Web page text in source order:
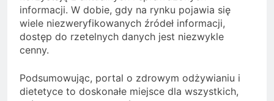
informacji. W dobie, gdy na rynku pojawia się
wiele niezweryfikowanych źródeł informacji,
dostęp do rzetelnych danych jest niezwykle
cenny.
Podsumowując, portal o zdrowym odżywianiu i
dietetyce to doskonałe miejsce dla wszystkich,